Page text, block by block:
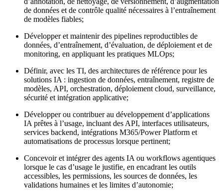
de données et de contrôle qualité nécessaires à l’entraînement
de modèles fiables;
Développer et maintenir des pipelines reproductibles de
données, d’entraînement, d’évaluation, de déploiement et de
monitoring, en appliquant les pratiques MLOps;
Définir, avec les TI, des architectures de référence pour les
solutions IA : ingestion de données, entraînement, registre de
modèles, API, orchestration, déploiement cloud, surveillance,
sécurité et intégration applicative;
Développer ou contribuer au développement d’applications
IA prêtes à l’usage, incluant des API, interfaces utilisateurs,
services backend, intégrations M365/Power Platform et
automatisations de processus lorsque pertinent;
Concevoir et intégrer des agents IA ou workflows agentiques
lorsque le cas d’usage le justifie, en encadrant les outils
accessibles, les permissions, les sources de données, les
validations humaines et les limites d’autonomie;